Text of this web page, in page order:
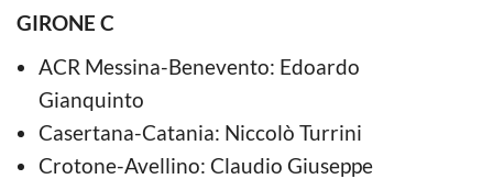
GIRONE C
ACR Messina-Benevento: Edoardo
Gianquinto
Casertana-Catania: Niccolò Turrini
Crotone-Avellino: Claudio Giuseppe